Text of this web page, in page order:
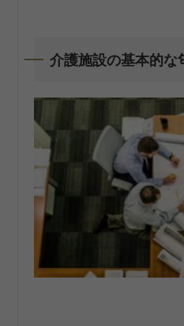
介護施設の基本的な